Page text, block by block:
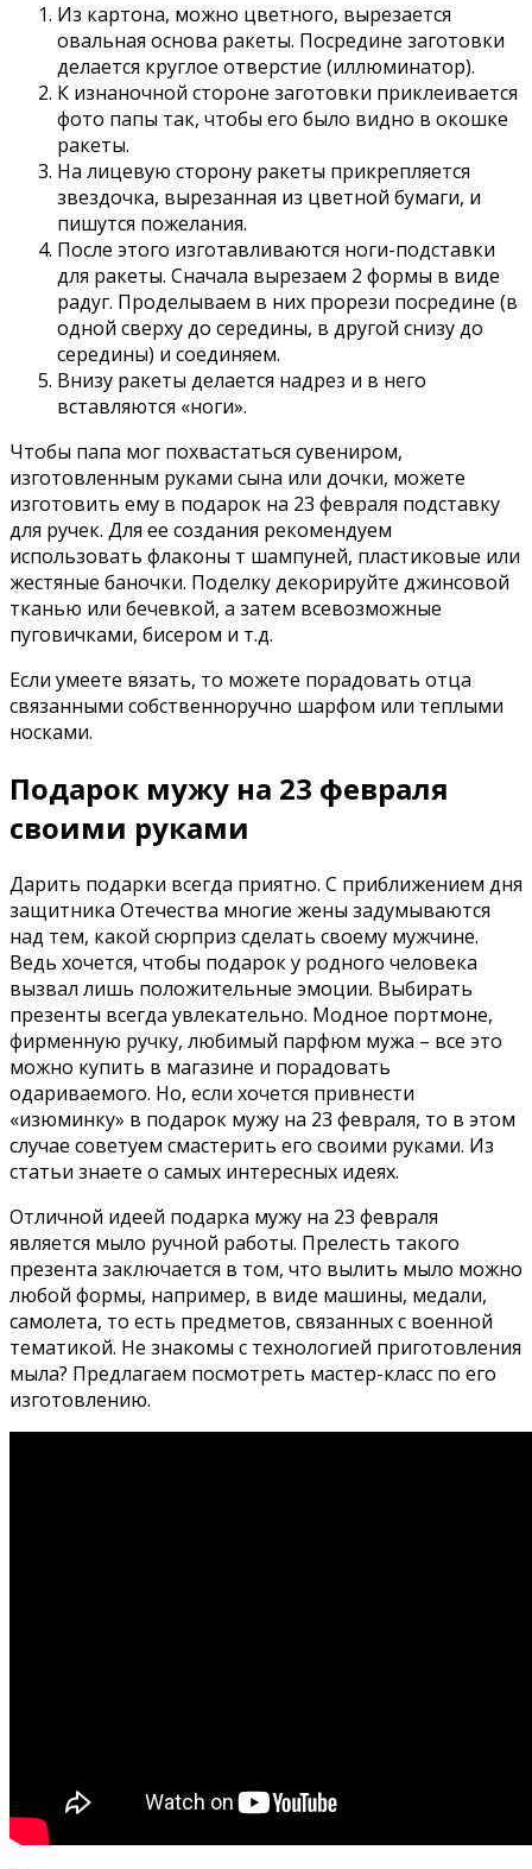
Из картона, можно цветного, вырезается
овальная основа ракеты. Посредине заготовки
делается круглое отверстие (иллюминатор).
К изнаночной стороне заготовки приклеивается
фото папы так, чтобы его было видно в окошке
ракеты.
На лицевую сторону ракеты прикрепляется
звездочка, вырезанная из цветной бумаги, и
пишутся пожелания.
После этого изготавливаются ноги-подставки
для ракеты. Сначала вырезаем 2 формы в виде
радуг. Проделываем в них прорези посредине (в
одной сверху до середины, в другой снизу до
середины) и соединяем.
Внизу ракеты делается надрез и в него
вставляются «ноги».
Чтобы папа мог похвастаться сувениром,
изготовленным руками сына или дочки, можете
изготовить ему в подарок на 23 февраля подставку
для ручек. Для ее создания рекомендуем
использовать флаконы т шампуней, пластиковые или
жестяные баночки. Поделку декорируйте джинсовой
тканью или бечевкой, а затем всевозможные
пуговичками, бисером и т.д.
Если умеете вязать, то можете порадовать отца
связанными собственноручно шарфом или теплыми
носками.
Подарок мужу на 23 февраля
своими руками
Дарить подарки всегда приятно. С приближением дня
защитника Отечества многие жены задумываются
над тем, какой сюрприз сделать своему мужчине.
Ведь хочется, чтобы подарок у родного человека
вызвал лишь положительные эмоции. Выбирать
презенты всегда увлекательно. Модное портмоне,
фирменную ручку, любимый парфюм мужа – все это
можно купить в магазине и порадовать
одариваемого. Но, если хочется привнести
«изюминку» в подарок мужу на 23 февраля, то в этом
случае советуем смастерить его своими руками. Из
статьи знаете о самых интересных идеях.
Отличной идеей подарка мужу на 23 февраля
является мыло ручной работы. Прелесть такого
презента заключается в том, что вылить мыло можно
любой формы, например, в виде машины, медали,
самолета, то есть предметов, связанных с военной
тематикой. Не знакомы с технологией приготовления
мыла? Предлагаем посмотреть мастер-класс по его
изготовлению.